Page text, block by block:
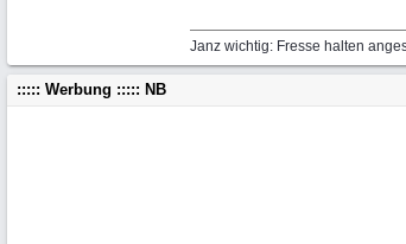
Janz wichtig: Fresse halten
::::: Werbung ::::: NB